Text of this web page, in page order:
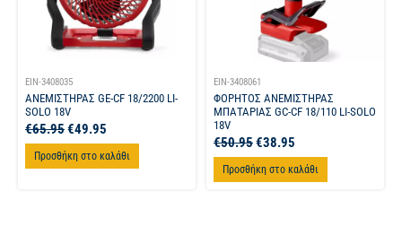
EIN-3408035
ΑΝΕΜΙΣΤΗΡΑΣ GE-CF 18/2200 LI-
SOLO 18V
€65.95€49.95
Προσθήκη στο καλάθι
EIN-3408061
ΦΟΡΗΤΟΣ ΑΝΕΜΙΣΤΗΡΑΣ
ΜΠΑΤΑΡΙΑΣ GC-CF 18/110 LI-SOLO
18V
€50.95€38.95
Προσθήκη στο καλάθι